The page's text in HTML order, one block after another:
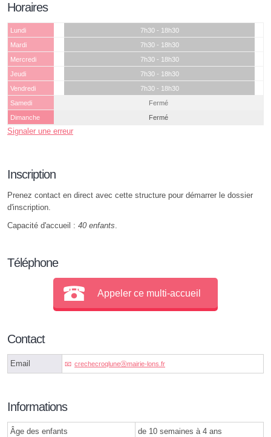
Horaires
Lundi
7h30 - 18h30
Mardi
7h30 - 18h30
Mercredi
7h30 - 18h30
Jeudi
7h30 - 18h30
Vendredi
7h30 - 18h30
Samedi
Fermé
Dimanche
Fermé
Signaler une erreur
Inscription
Prenez contact en direct avec cette structure pour démarrer le dossier
d'inscription.
Capacité d'accueil : 40 enfants.
Téléphone
Appeler ce multi-accueil
Contact
Email crechecroqluneⓐmairie-lons.fr
Informations
Âge des enfants de 10 semaines à 4 ans